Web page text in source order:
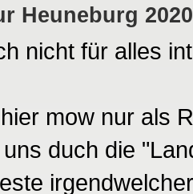
Heuneburg 2020
nicht für alles
mow nur als
duch die